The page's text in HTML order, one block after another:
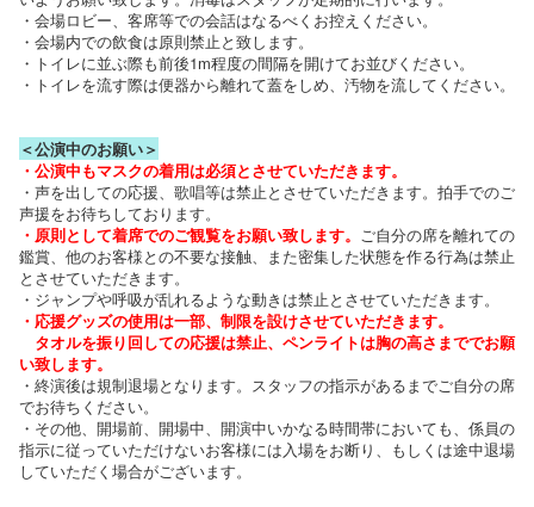
・会場ロビー、客席等での会話はなるべくお控えください。
・会場内での飲食は原則禁止と致します。
・トイレに並ぶ際も前後1m程度の間隔を開けてお並びください。
・トイレを流す際は便器から離れて蓋をしめ、汚物を流してください。
＜公演中のお願い＞
・公演中もマスクの着用は必須とさせていただきます。
・声を出しての応援、歌唱等は禁止とさせていただきます。拍手でのご
声援をお待ちしております。
・原則として着席でのご観覧をお願い致します。 ご自分の席を離れての
鑑賞、他のお客様との不要な接触、また密集した状態を作る行為は禁止
とさせていただきます。
・ジャンプや呼吸が乱れるような動きは禁止とさせていただきます。
・応援グッズの使用は一部、制限を設けさせていただきます。
タオルを振り回しての応援は禁止、ペンライトは胸の高さまででお願
い致します。
・終演後は規制退場となります。スタッフの指示があるまでご自分の席
でお待ちください。
・その他、開場前、開場中、開演中いかなる時間帯においても、係員の
指示に従っていただけないお客様には入場をお断り、もしくは途中退場
していただく場合がございます。